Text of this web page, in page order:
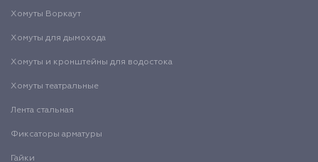
Хомуты Воркаут
Хомуты для дымохода
Хомуты и кронштейны для водостока
Хомуты театральные
Лента стальная
Фиксаторы арматуры
Гайки